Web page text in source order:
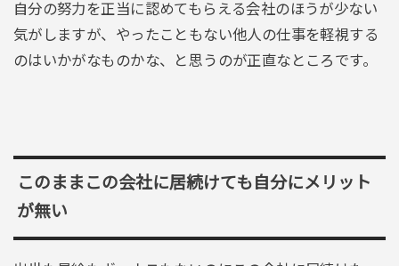
自分の努力を正当に認めてもらえる会社のほうが少ない
気がしますが、やったこともない他人の仕事を軽視する
のはいかがなものかな、と思うのが正直なところです。
このままこの会社に居続けても自分にメリット
が無い